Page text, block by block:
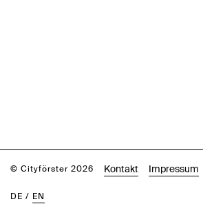
© Cityförster 2026 Kontakt Impressum
DE / EN